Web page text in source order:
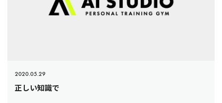
2020.05.29
正しい知識で